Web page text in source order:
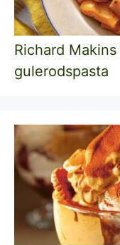
Richard
gulerodspasta